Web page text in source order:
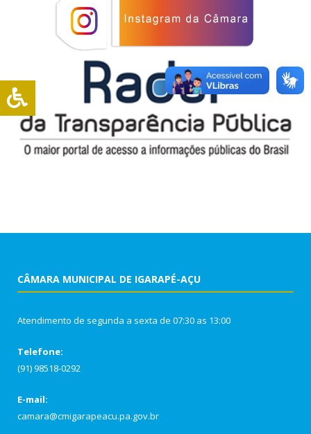
CÂMARA MUNICIPAL DE IGARAPÉ-AÇU
Atendimento de segunda a sexta de 07:30 as 13:00
Telefone:
(91) 98518-0292
E-mail:
camara@cmigarapeacu.pa.gov.br